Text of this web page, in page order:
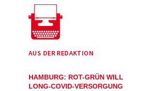
AUS DER REDAKTION
HAMBURG: ROT-GRÜN WILL
LONG-COVID-VERSORGUNG